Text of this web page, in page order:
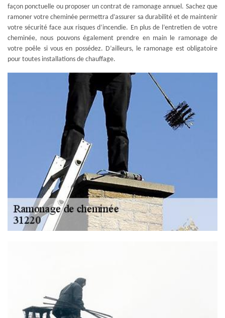
façon ponctuelle ou proposer un contrat de ramonage annuel. Sachez que
ramoner votre cheminée permettra d’assurer sa durabilité et de maintenir
votre sécurité face aux risques d’incendie. En plus de l’entretien de votre
cheminée, nous pouvons également prendre en main le ramonage de
votre poêle si vous en possédez. D’ailleurs, le ramonage est obligatoire
pour toutes installations de chauffage.